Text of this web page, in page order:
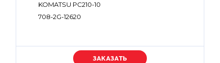
KOMATSU PC210-10
708-2G-12620
Уточняйте цену